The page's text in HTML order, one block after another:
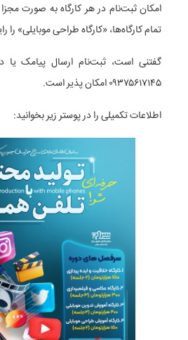
امکان ثبت‌نام در هر کارگاه به صورت
تمام کارگاه‌ها، «کارگاه طراحی موبایلی» را
گفتنی است، ثبت‌نام ارسال پیامک یا
۰۹۳۷۵۶۱۷۱۴۵ امکان پذیر است.
اطلاعات تکمیلی را در پوستر زیر بخوانید: